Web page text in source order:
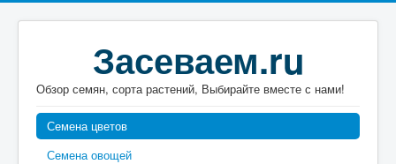
Засеваем.ru
Обзор семян, сорта растений, Выбирайте вместе с нами!
Семена цветов
Семена овощей